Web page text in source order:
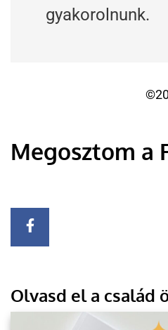
gyakorolnunk.
Megosztom a
Olvasd el a család